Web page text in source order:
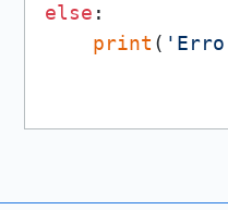
else :
print (